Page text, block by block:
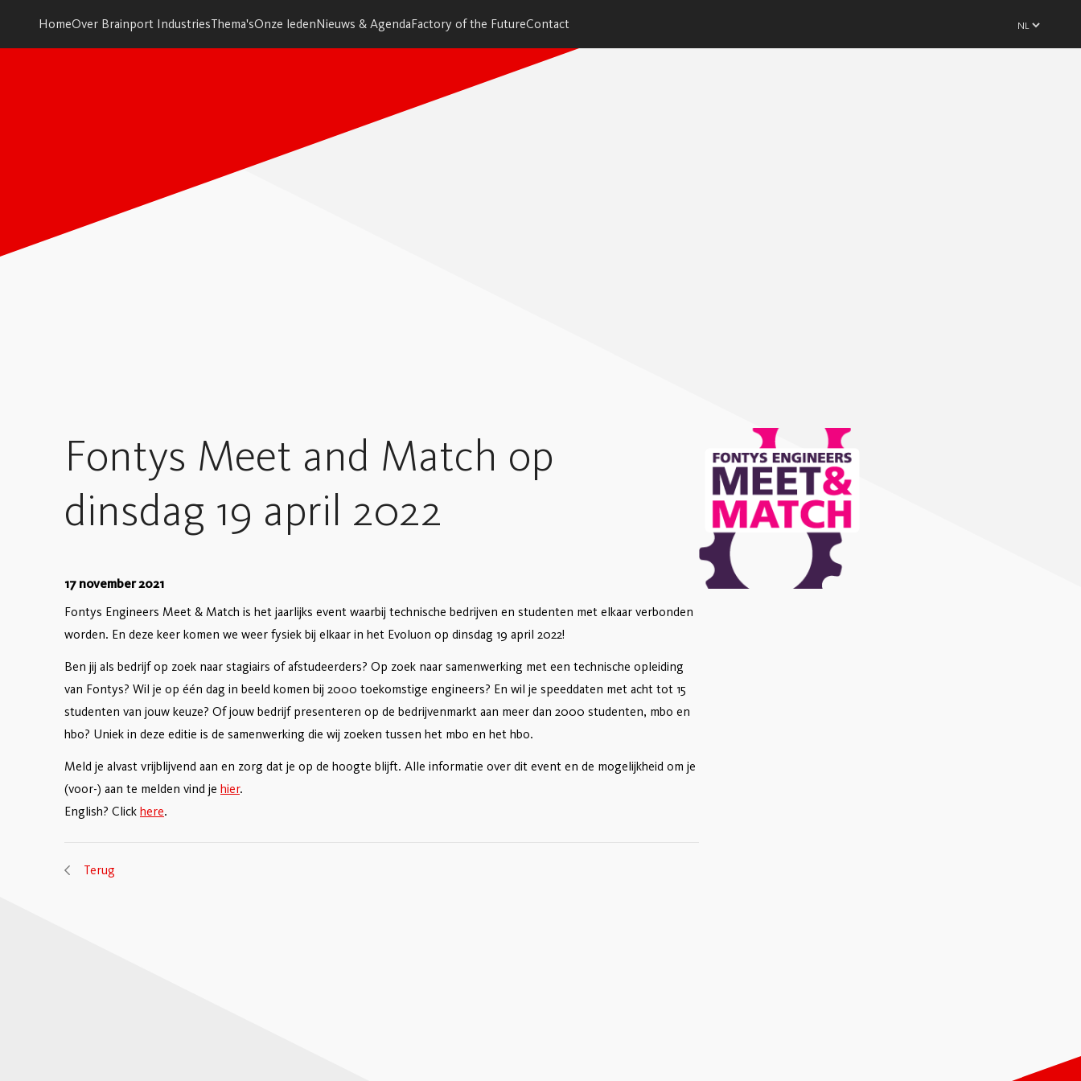
HomeOver Brainport IndustriesThema'sOnze ledenNieuws & AgendaFactory of the FutureContact
Fontys Meet and Match op
dinsdag 19 april 2022
17 november 2021
Fontys Engineers Meet & Match is het jaarlijks event waarbij technische bedrijven en studenten met elkaar verbonden
worden. En deze keer komen we weer fysiek bij elkaar in het Evoluon op dinsdag 19 april 2022!
Ben jij als bedrijf op zoek naar stagiairs of afstudeerders? Op zoek naar samenwerking met een technische opleiding
van Fontys? Wil je op één dag in beeld komen bij 2000 toekomstige engineers? En wil je speeddaten met acht tot 15
studenten van jouw keuze? Of jouw bedrijf presenteren op de bedrijvenmarkt aan meer dan 2000 studenten, mbo en
hbo? Uniek in deze editie is de samenwerking die wij zoeken tussen het mbo en het hbo.
Meld je alvast vrijblijvend aan en zorg dat je op de hoogte blijft. Alle informatie over dit event en de mogelijkheid om je
(voor-) aan te melden vind je hier.
English? Click here.
Terug